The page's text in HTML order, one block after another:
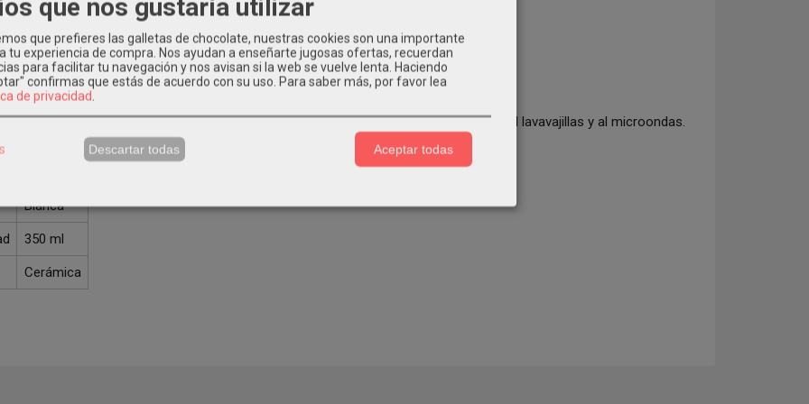
del producto:
personalizada.
de alta calidad personalizable mediante la técnica de sublimación. Resistente al lavavajillas y al microondas.
técnica:
Blanca
350 ml
Cerámica
que nos gustaría utilizar
que prefieres las galletas de chocolate, nuestras cookies son una importante
tu experiencia de compra. Nos ayudan a enseñarte jugosas ofertas, recuerdan
para facilitar tu navegación y nos avisan si la web se vuelve lenta. Haciendo
confirmas que estás de acuerdo con su uso. Para saber más, por favor lea
de privacidad
Descartar todas Aceptar todas